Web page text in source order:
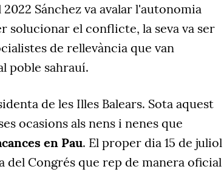
Sánchez va avalar l'autonomia
solucionar el conflicte, la seva va ser
de rellevància que van
poble sahrauí.
de les Illes Balears. Sota aquest
ocasions als nens i nenes que
en Pau. El proper dia 15 de juliol
del Congrés que rep de manera oficial